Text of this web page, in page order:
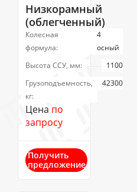
Низкорамный
(облегченный)
Колесная
формула:
4
осный
Высота ССУ, мм:
1100
Грузоподъемность,
кг:
42300
Цена по
запросу
Получить
предложение